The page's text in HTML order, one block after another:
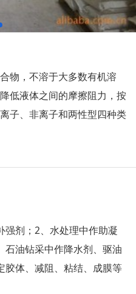
物，不溶于大多数有机溶
低液体之间的摩擦阻力，按
子、非离子和两性型四种类
强剂；2、水处理中作助凝
石油钻采中作降水剂、驱油
胶体、减阻、粘结、成膜等